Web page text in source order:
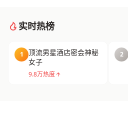
实时热榜
1
顶流男星酒店密会神秘
女子
9.8万热度
2